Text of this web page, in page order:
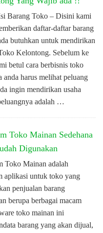
Barang Toko – Disini kami
daftar-daftar barang
butuhkan untuk mendirikan
Kelontong. Sebelum ke
betul cara berbisnis toko
harus melihat peluang
ingin mendirikan usaha
adalah …
Toko Mainan Sedehana
Digunakan
Toko Mainan adalah
aplikasi untuk toko yang
penjualan barang
berupa berbagai macam
toko mainan ini
barang yang akan dijual,